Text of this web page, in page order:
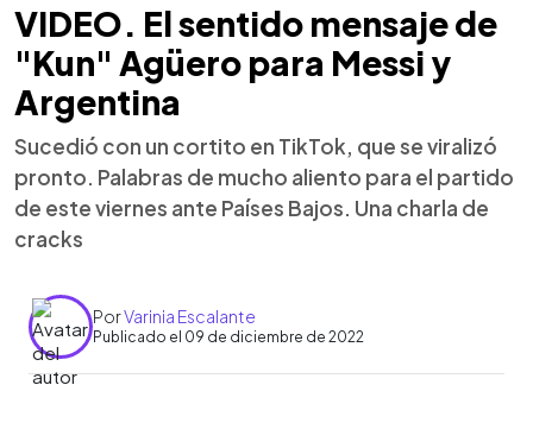
VIDEO. El sentido mensaje de
"Kun" Agüero para Messi y
Argentina
Sucedió con un cortito en TikTok, que se viralizó
pronto. Palabras de mucho aliento para el partido
de este viernes ante Países Bajos. Una charla de
cracks
PorVarinia Escalante
Publicado el 09 de diciembre de 2022